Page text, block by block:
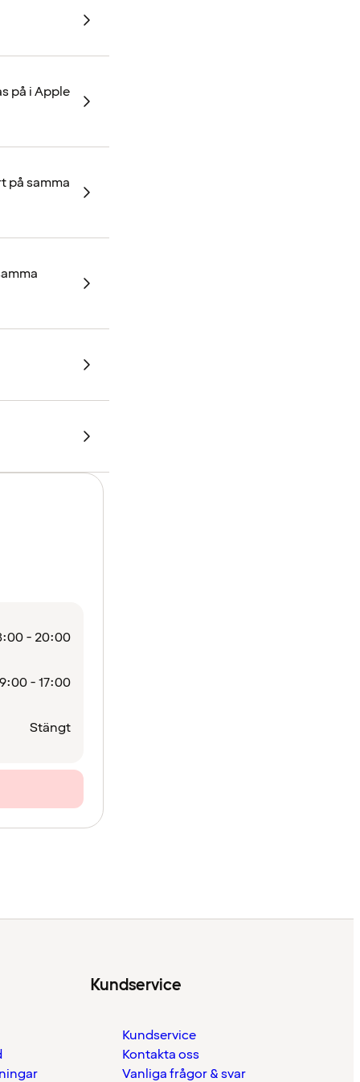
på i Apple
på samma
- 20:00
- 17:00
Stängt
Kundservice
Kundservice
Kontakta oss
Vanliga frågor & svar